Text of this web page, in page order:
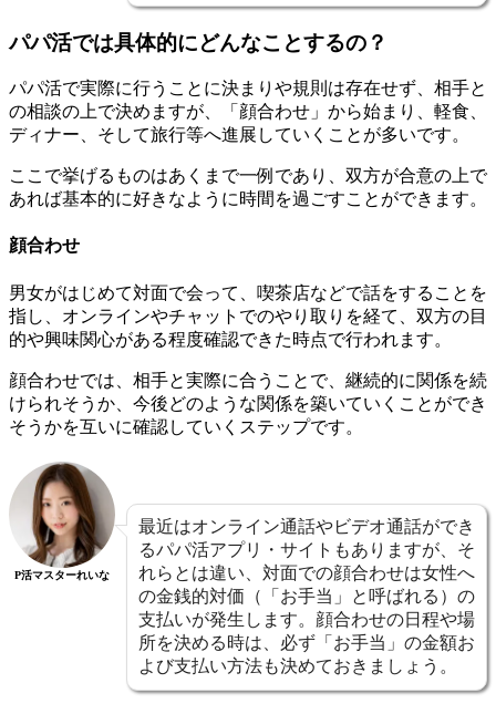
パパ活では具体的にどんなことするの？
パパ活で実際に行うことに決まりや規則は存在せず、相手と
の相談の上で決めますが、「顔合わせ」から始まり、軽食、
ディナー、そして旅行等へ進展していくことが多いです。
ここで挙げるものはあくまで一例であり、双方が合意の上で
あれば基本的に好きなように時間を過ごすことができます。
顔合わせ
男女がはじめて対面で会って、喫茶店などで話をすることを
指し、オンラインやチャットでのやり取りを経て、双方の目
的や興味関心がある程度確認できた時点で行われます。
顔合わせでは、相手と実際に合うことで、継続的に関係を続
けられそうか、今後どのような関係を築いていくことができ
そうかを互いに確認していくステップです。
P活マスターれいな
最近はオンライン通話やビデオ通話ができ
るパパ活アプリ・サイトもありますが、そ
れらとは違い、対面での顔合わせは女性へ
の金銭的対価（「お手当」と呼ばれる）の
支払いが発生します。顔合わせの日程や場
所を決める時は、必ず「お手当」の金額お
よび支払い方法も決めておきましょう。